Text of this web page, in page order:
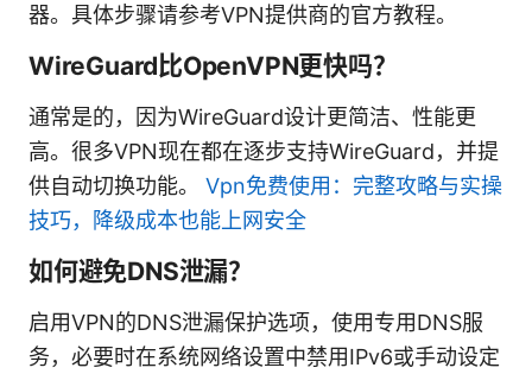
器。具体步骤请参考VPN提供商的官方教程。
WireGuard比OpenVPN更快吗？
通常是的，因为WireGuard设计更简洁、性能更
高。很多VPN现在都在逐步支持WireGuard，并提
供自动切换功能。 Vpn免费使用：完整攻略与实操
技巧，降级成本也能上网安全
如何避免DNS泄漏？
启用VPN的DNS泄漏保护选项，使用专用DNS服
务，必要时在系统网络设置中禁用IPv6或手动设定